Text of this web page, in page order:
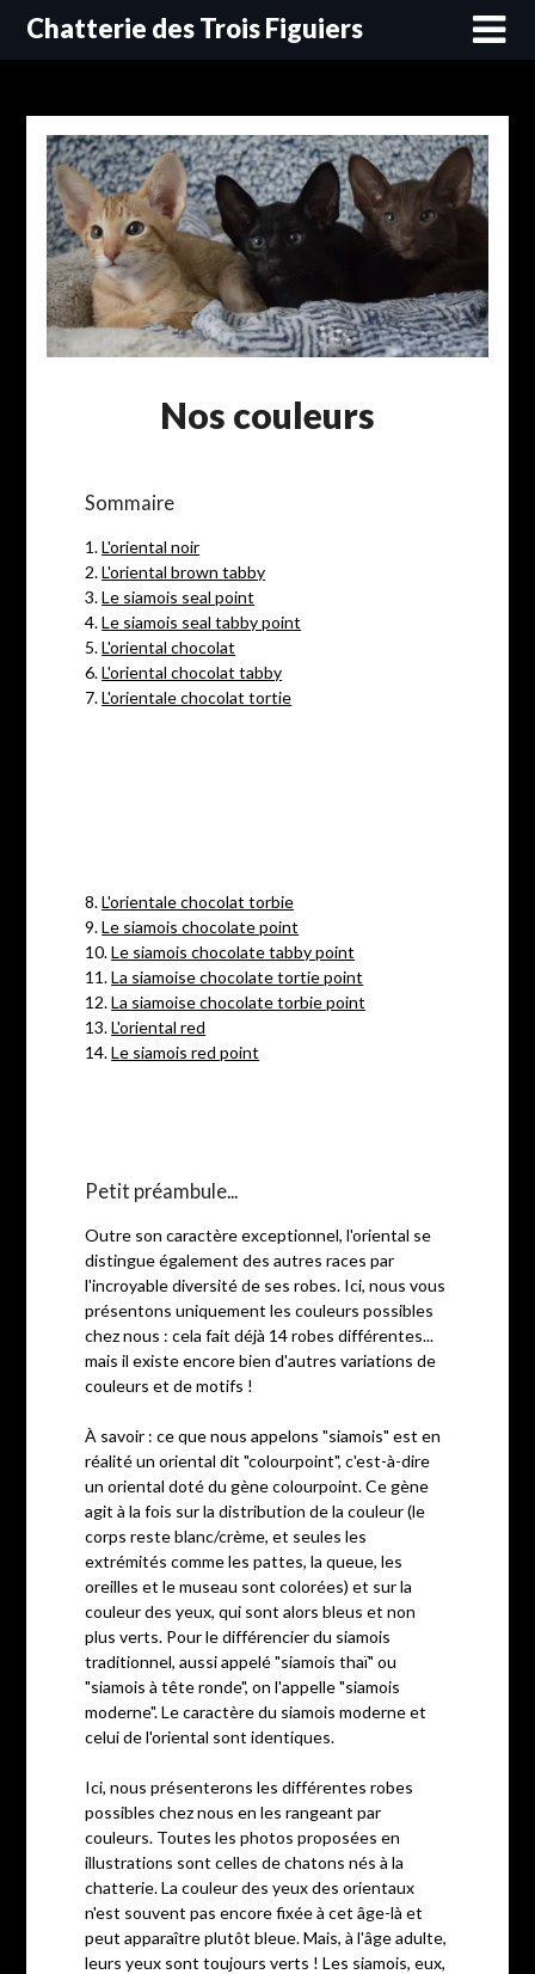
SkipChatterie des Trois Figuiers
Nos couleurs
Sommaire
1.L'oriental noir
2.L'oriental brown tabby
3.Le siamois seal point
4.Le siamois seal tabby point
5.L'oriental chocolat
6.L'oriental chocolat tabby
7.L'orientale chocolat tortie
8.L'orientale chocolat torbie
9.Le siamois chocolate point
10.Le siamois chocolate tabby point
11.La siamoise chocolate tortie point
12.La siamoise chocolate torbie point
13.L'oriental red
14.Le siamois red point
Petit préambule...
Outre son caractère exceptionnel, l'oriental se
distingue également des autres races par
l'incroyable diversité de ses robes. Ici, nous vous
présentons uniquement les couleurs possibles
chez nous : cela fait déjà 14 robes différentes...
mais il existe encore bien d'autres variations de
couleurs et de motifs !
À savoir : ce que nous appelons "siamois" est en
réalité un oriental dit "colourpoint", c'est-à-dire
un oriental doté du gène colourpoint. Ce gène
agit à la fois sur la distribution de la couleur (le
corps reste blanc/crème, et seules les
extrémités comme les pattes, la queue, les
oreilles et le museau sont colorées) et sur la
couleur des yeux, qui sont alors bleus et non
plus verts. Pour le différencier du siamois
traditionnel, aussi appelé "siamois thaï" ou
"siamois à tête ronde", on l'appelle "siamois
moderne". Le caractère du siamois moderne et
celui de l'oriental sont identiques.
Ici, nous présenterons les différentes robes
possibles chez nous en les rangeant par
couleurs. Toutes les photos proposées en
illustrations sont celles de chatons nés à la
chatterie. La couleur des yeux des orientaux
n'est souvent pas encore fixée à cet âge-là et
peut apparaître plutôt bleue. Mais, à l'âge adulte,
leurs yeux sont toujours verts ! Les siamois, eux,